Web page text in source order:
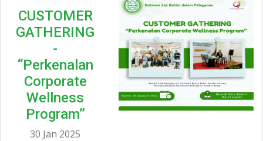
CUSTOMER
GATHERING
-
“Perkenalan
Corporate
Wellness
Program”
30 Jan 2025